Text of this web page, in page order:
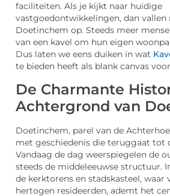
faciliteiten. Als je kijkt naar huidige
vastgoedontwikkelingen, dan vallen
Doetinchem op. Steeds meer
van een kavel om hun eigen
Dus laten we eens duiken in wat
te bieden heeft als blank canvas
De Charmante
Achtergrond van
Doetinchem, parel van de
met geschiedenis die teruggaat tot
Vandaag de dag weerspiegelen de
steeds de middeleeuwse structuur.
de kerktorens en stadskasteel, waar
hertogen resideerden, ademt het